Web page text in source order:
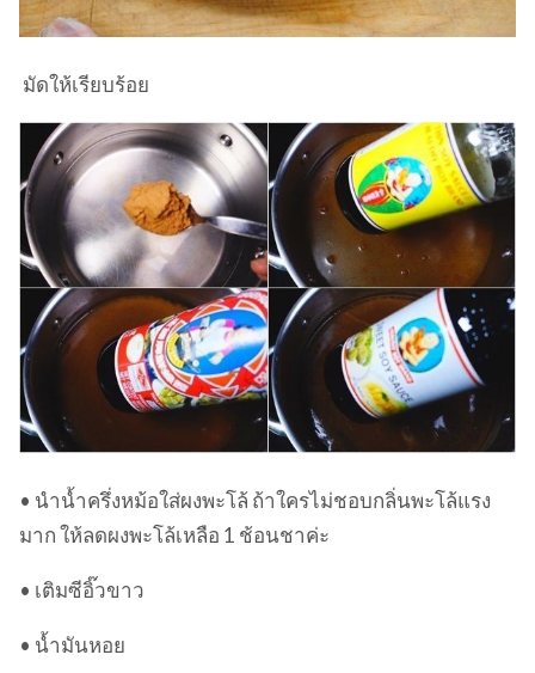
มัดให้เรียบร้อย
• นำน้ำครึ่งหม้อใส่ผงพะโล้ ถ้าใครไม่ชอบกลิ่นพะโล้แรง
มาก ให้ลดผงพะโล้เหลือ 1 ช้อนชาค่ะ
• เติมซีอิ๊วขาว
• น้ำมันหอย